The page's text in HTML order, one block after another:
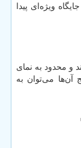
ویژه‌ای پیدا
و محدود به نمای
آن‌ها می‌توان به